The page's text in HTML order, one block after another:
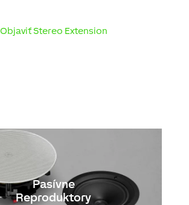
Objaviť Stereo Extension
Pasívne
Reproduktory